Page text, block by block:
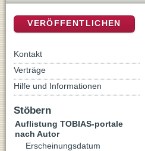
VERÖFFENTLICHEN
Kontakt
Verträge
Hilfe und Informationen
Stöbern
Auflistung TOBIAS-portale
nach Autor
Erscheinungsdatum